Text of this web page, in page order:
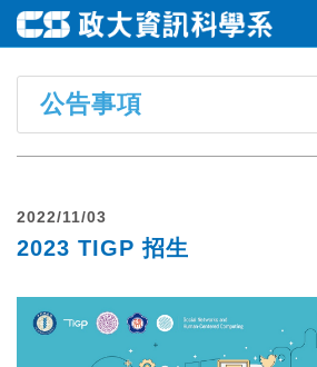
公告事項
2022/11/03
2023 TIGP 招生